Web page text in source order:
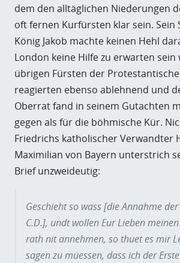
dem den alltäglichen Niederungen
oft fernen Kurfürsten klar sein. Sein
König Jakob machte keinen Hehl
London keine Hilfe zu erwarten sein
übrigen Fürsten der
reagierten ebenso ablehnend und
Oberrat fand in seinem Gutachten
gegen als für die böhmische Kür.
Friedrichs katholischer Verwandter
Maximilian von Bayern unterstrich
Brief unzweideutig:
Geschieht so wass [die Annahme
C.D.], undt wollen Eur Lieben
rath nit annehmen, so thuet es mir
sagen zu müessen, dass ich der